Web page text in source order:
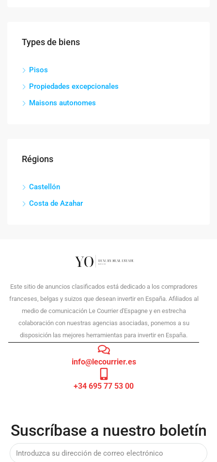
Types de biens
Pisos
Propiedades excepcionales
Maisons autonomes
Régions
Castellón
Costa de Azahar
Este sitio de anuncios clasificados está dedicado a los compradores
franceses, belgas y suizos que desean invertir en España. Afiliados al
medio de comunicación Le Courrier d'Espagne y en estrecha
colaboración con nuestras agencias asociadas, ponemos a su
disposición las mejores herramientas para invertir en España.
info@lecourrier.es
+34 695 77 53 00
Suscríbase a nuestro boletín